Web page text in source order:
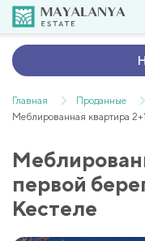
Главная
Проданные
Меблированная квартира
первой
Кестеле